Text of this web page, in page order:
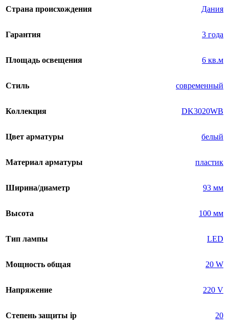
Страна происхождения Дания
Гарантия 3 года
Площадь освещения 6 кв.м
Стиль современный
Коллекция DK3020WB
Цвет арматуры белый
Материал арматуры пластик
Ширина/диаметр 93 мм
Высота 100 мм
Тип лампы LED
Мощность общая 20 W
Напряжение 220 V
Степень защиты ip 20